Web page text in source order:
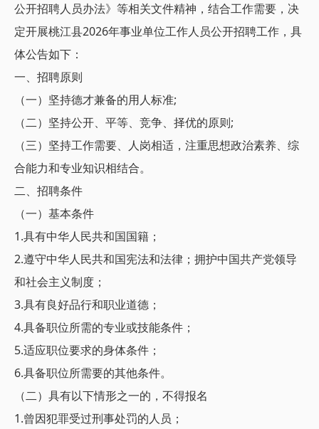
公开招聘人员办法》等相关文件精神，结合工作需要，决
定开展桃江县2026年事业单位工作人员公开招聘工作，具
体公告如下：
一、招聘原则
（一）坚持德才兼备的用人标准;
（二）坚持公开、平等、竞争、择优的原则;
（三）坚持工作需要、人岗相适，注重思想政治素养、综
合能力和专业知识相结合。
二、招聘条件
（一）基本条件
1.具有中华人民共和国国籍；
2.遵守中华人民共和国宪法和法律；拥护中国共产党领导
和社会主义制度；
3.具有良好品行和职业道德；
4.具备职位所需的专业或技能条件；
5.适应职位要求的身体条件；
6.具备职位所需要的其他条件。
（二）具有以下情形之一的，不得报名
1.曾因犯罪受过刑事处罚的人员；